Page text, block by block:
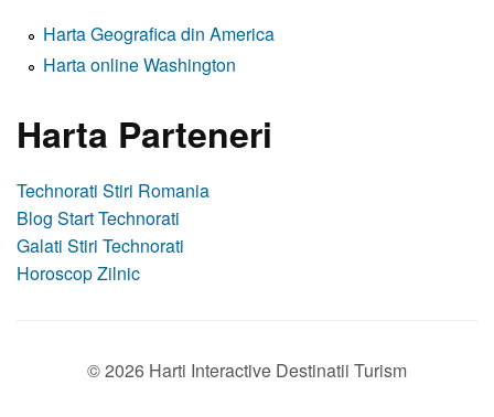
Harta Geografica din America
Harta online Washington
Harta Parteneri
Technorati Stiri Romania
Blog Start Technorati
Galati Stiri Technorati
Horoscop Zilnic
© 2026 Harti Interactive Destinatii Turism